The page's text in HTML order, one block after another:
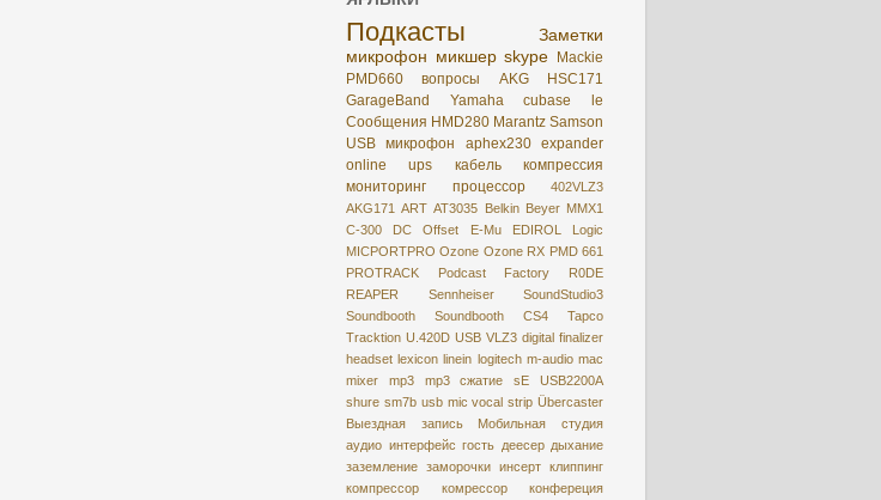
Подкасты
Заметки
микрофон микшер skype Mackie
PMD660
вопросы
AKG HSC171
GarageBand
Yamaha
cubase le
Сообщения HMD280 Marantz Samson
USB микрофон
aphex230 expander
online
ups кабель
компрессия
мониторинг
процессор
402VLZ3
AKG171
ART AT3035 Belkin Beyer MMX1
C-300
DC Offset E-Mu EDIROL
Logic
MICPORTPRO Ozone Ozone RX PMD 661
PROTRACK
Podcast Factory
R0DE
REAPER
Sennheiser
SoundStudio3
Soundbooth
Soundbooth CS4
Tapco
Tracktion U.420D USB VLZ3 digital finalizer
headset lexicon linein logitech m-audio mac
mixer
mp3 mp3 сжатие
sE USB2200A
shure sm7b usb mic vocal strip Übercaster
Выездная запись
Мобильная студия
аудио интерфейс гость деесер дыхание
заземление заморочки инсерт клиппинг
компрессор
комрессор
конфереция